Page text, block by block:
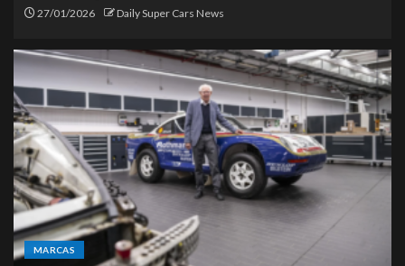
27/01/2026 Daily Super Cars News
MARCAS